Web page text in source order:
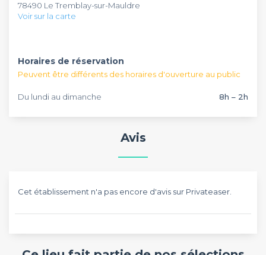
démontrera son professionnalisme avec ses cuisines
de 8h à 2h du matin.
78490 Le Tremblay-sur-Mauldre
Voir sur la carte
Horaires de réservation
Peuvent être différents des horaires d'ouverture au public
Du lundi au dimanche 8h – 2h
Avis
Cet établissement n'a pas encore d'avis sur Privateaser.